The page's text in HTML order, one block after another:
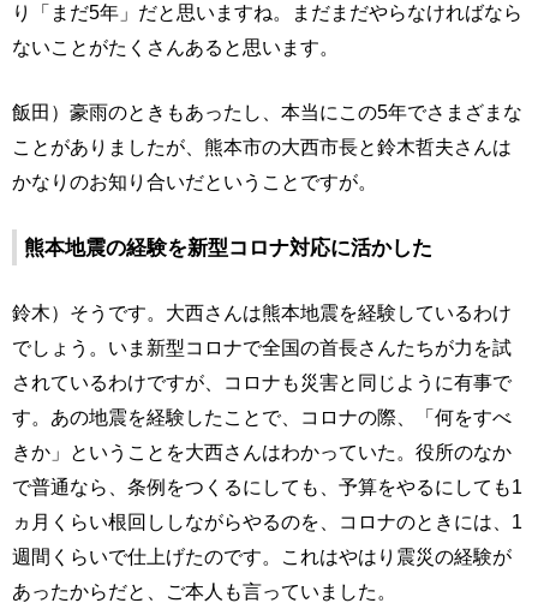
り「まだ5年」だと思いますね。まだまだやらなければなら
ないことがたくさんあると思います。
飯田）豪雨のときもあったし、本当にこの5年でさまざまな
ことがありましたが、熊本市の大西市長と鈴木哲夫さんは
かなりのお知り合いだということですが。
熊本地震の経験を新型コロナ対応に活かした
鈴木）そうです。大西さんは熊本地震を経験しているわけ
でしょう。いま新型コロナで全国の首長さんたちが力を試
されているわけですが、コロナも災害と同じように有事で
す。あの地震を経験したことで、コロナの際、「何をすべ
きか」ということを大西さんはわかっていた。役所のなか
で普通なら、条例をつくるにしても、予算をやるにしても1
ヵ月くらい根回ししながらやるのを、コロナのときには、1
週間くらいで仕上げたのです。これはやはり震災の経験が
あったからだと、ご本人も言っていました。